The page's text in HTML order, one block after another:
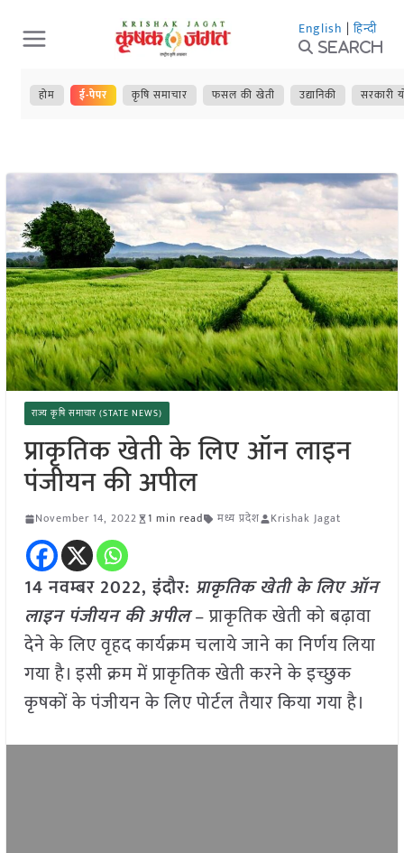
Skip
to
content
English | हिन्दी
Search
होम ई-पेपर कृषि समाचार फसल की खेती उद्यानिकी सरकारी
राज्य कृषि समाचार (STATE NEWS)
प्राकृतिक खेती के लिए ऑन लाइन
पंजीयन की अपील
November 14, 2022 1 min read मध्य प्रदेश Krishak Jagat
14 नवम्बर 2022, इंदौर: प्राकृतिक खेती के लिए ऑन
लाइन पंजीयन की अपील– प्राकृतिक खेती को बढ़ावा
देने के लिए वृहद कार्यक्रम चलाये जाने का निर्णय लिया
गया है। इसी क्रम में प्राकृतिक खेती करने के इच्छुक
कृषकों के पंजीयन के लिए पोर्टल तैयार किया गया है।